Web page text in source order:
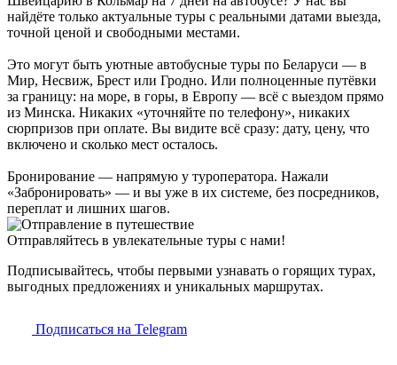
найдёте только актуальные туры с реальными датами выезда,
точной ценой и свободными местами.
Это могут быть уютные автобусные туры по Беларуси — в
Мир, Несвиж, Брест или Гродно. Или полноценные путёвки
за границу: на море, в горы, в Европу — всё с выездом прямо
из Минска. Никаких «уточняйте по телефону», никаких
сюрпризов при оплате. Вы видите всё сразу: дату, цену, что
включено и сколько мест осталось.
Бронирование — напрямую у туроператора. Нажали
«Забронировать» — и вы уже в их системе, без посредников,
переплат и лишних шагов.
Отправляйтесь в увлекательные туры с нами!
Подписывайтесь, чтобы первыми узнавать о горящих турах,
выгодных предложениях и уникальных маршрутах.
Подписаться на Telegram